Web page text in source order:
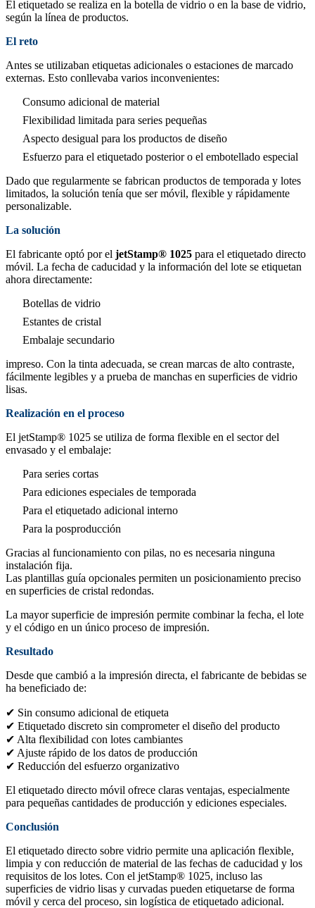
El etiquetado se realiza en la botella de vidrio o en la base de vidrio,
según la línea de productos.
El reto
Antes se utilizaban etiquetas adicionales o estaciones de marcado
externas. Esto conllevaba varios inconvenientes:
Consumo adicional de material
Flexibilidad limitada para series pequeñas
Aspecto desigual para los productos de diseño
Esfuerzo para el etiquetado posterior o el embotellado especial
Dado que regularmente se fabrican productos de temporada y lotes
limitados, la solución tenía que ser móvil, flexible y rápidamente
personalizable.
La solución
El fabricante optó por el jetStamp® 1025 para el etiquetado directo
móvil. La fecha de caducidad y la información del lote se etiquetan
ahora directamente:
Botellas de vidrio
Estantes de cristal
Embalaje secundario
impreso. Con la tinta adecuada, se crean marcas de alto contraste,
fácilmente legibles y a prueba de manchas en superficies de vidrio
lisas.
Realización en el proceso
El jetStamp® 1025 se utiliza de forma flexible en el sector del
envasado y el embalaje:
Para series cortas
Para ediciones especiales de temporada
Para el etiquetado adicional interno
Para la posproducción
Gracias al funcionamiento con pilas, no es necesaria ninguna
instalación fija.
Las plantillas guía opcionales permiten un posicionamiento preciso
en superficies de cristal redondas.
La mayor superficie de impresión permite combinar la fecha, el lote
y el código en un único proceso de impresión.
Resultado
Desde que cambió a la impresión directa, el fabricante de bebidas se
ha beneficiado de:
✔ Sin consumo adicional de etiqueta
✔ Etiquetado discreto sin comprometer el diseño del producto
✔ Alta flexibilidad con lotes cambiantes
✔ Ajuste rápido de los datos de producción
✔ Reducción del esfuerzo organizativo
El etiquetado directo móvil ofrece claras ventajas, especialmente
para pequeñas cantidades de producción y ediciones especiales.
Conclusión
El etiquetado directo sobre vidrio permite una aplicación flexible,
limpia y con reducción de material de las fechas de caducidad y los
requisitos de los lotes. Con el jetStamp® 1025, incluso las
superficies de vidrio lisas y curvadas pueden etiquetarse de forma
móvil y cerca del proceso, sin logística de etiquetado adicional.